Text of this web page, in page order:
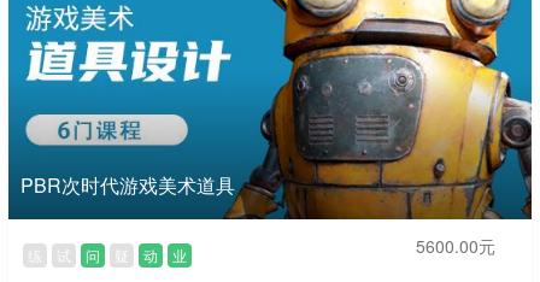
PBR次时代游戏美术道具
练 试 问 疑 动 业 5600.00元